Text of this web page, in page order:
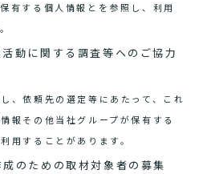
有する個人情報とを参照し、利用
動に関する調査等へのご協力
、依頼先の選定等にあたって、これ
報その他当社グループが保有する
用することがあります。
のための取材対象者の募集